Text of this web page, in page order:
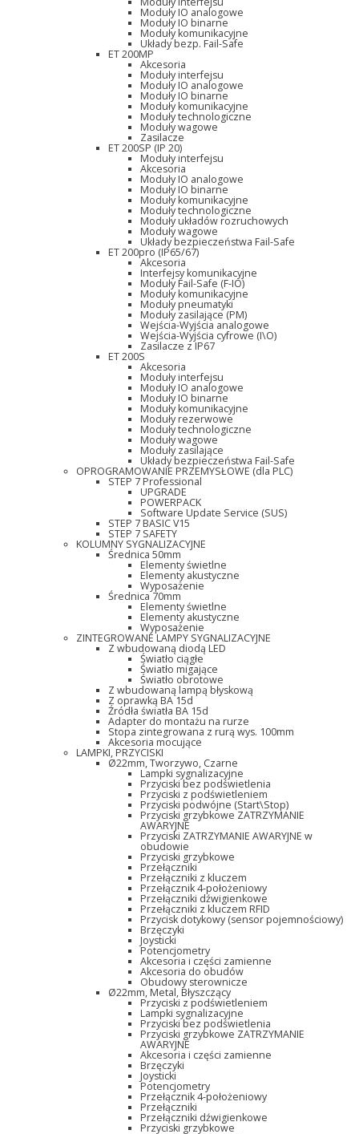
Moduły IO analogowe
Moduły IO binarne
Moduły komunikacyjne
Układy bezp. Fail-Safe
ET 200MP
Akcesoria
Moduły interfejsu
Moduły IO analogowe
Moduły IO binarne
Moduły komunikacyjne
Moduły technologiczne
Moduły wagowe
Zasilacze
ET 200SP (IP 20)
Moduły interfejsu
Akcesoria
Moduły IO analogowe
Moduły IO binarne
Moduły komunikacyjne
Moduły technologiczne
Moduły układów rozruchowych
Moduły wagowe
Układy bezpieczeństwa Fail-Safe
ET 200pro (IP65/67)
Akcesoria
Interfejsy komunikacyjne
Moduły Fail-Safe (F-IO)
Moduły komunikacyjne
Moduły pneumatyki
Moduły zasilające (PM)
Wejścia-Wyjścia analogowe
Wejścia-Wyjścia cyfrowe (I\O)
Zasilacze z IP67
ET 200S
Akcesoria
Moduły interfejsu
Moduły IO analogowe
Moduły IO binarne
Moduły komunikacyjne
Moduły rezerwowe
Moduły technologiczne
Moduły wagowe
Moduły zasilające
Układy bezpieczeństwa Fail-Safe
OPROGRAMOWANIE PRZEMYSŁOWE (dla PLC)
STEP 7 Professional
UPGRADE
POWERPACK
Software Update Service (SUS)
STEP 7 BASIC V15
STEP 7 SAFETY
KOLUMNY SYGNALIZACYJNE
Średnica 50mm
Elementy świetlne
Elementy akustyczne
Wyposażenie
Średnica 70mm
Elementy świetlne
Elementy akustyczne
Wyposażenie
ZINTEGROWANE LAMPY SYGNALIZACYJNE
Z wbudowaną diodą LED
Światło ciągłe
Światło migające
Światło obrotowe
Z wbudowaną lampą błyskową
Z oprawką BA 15d
Źródła światła BA 15d
Adapter do montażu na rurze
Stopa zintegrowana z rurą wys. 100mm
Akcesoria mocujące
LAMPKI, PRZYCISKI
Ø22mm, Tworzywo, Czarne
Lampki sygnalizacyjne
Przyciski bez podświetlenia
Przyciski z podświetleniem
Przyciski podwójne (Start\Stop)
Przyciski grzybkowe ZATRZYMANIE
AWARYJNE
Przyciski ZATRZYMANIE AWARYJNE w
obudowie
Przyciski grzybkowe
Przełączniki
Przełączniki z kluczem
Przełącznik 4-położeniowy
Przełączniki dźwigienkowe
Przełączniki z kluczem RFID
Przycisk dotykowy (sensor pojemnościowy)
Brzęczyki
Joysticki
Potencjometry
Akcesoria i części zamienne
Akcesoria do obudów
Obudowy sterownicze
Ø22mm, Metal, Błyszczący
Przyciski z podświetleniem
Lampki sygnalizacyjne
Przyciski bez podświetlenia
Przyciski grzybkowe ZATRZYMANIE
AWARYJNE
Akcesoria i części zamienne
Brzęczyki
Joysticki
Potencjometry
Przełącznik 4-położeniowy
Przełączniki
Przełączniki dźwigienkowe
Przyciski grzybkowe